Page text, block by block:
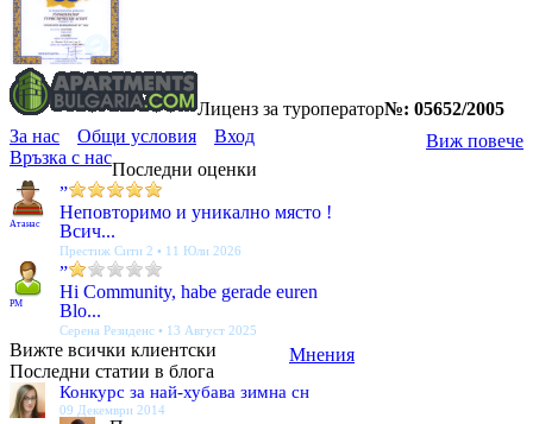
Лиценз за туроператор№: 05652/2005
Виж повече
За нас Общи условия
Вход
Връзка с нас
Последни оценки
Атанас
”
Неповторимо и уникално място !
Всич...
Престиж Сити 2 • 11 Юли 2026
PM
”
Hi Community, habe gerade euren
Blo...
Серена Резиденс • 13 Август 2025
Мнения
Вижте всички клиентски
Последни статии в блога
Конкурс за най-хубава зимна сн
09 Декември 2014